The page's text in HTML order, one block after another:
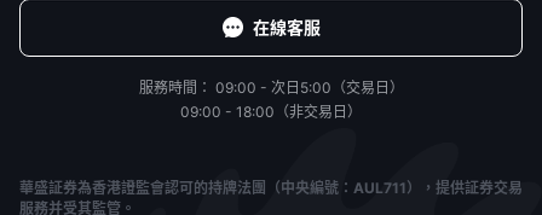
在線客服
服務時間： 09:00 - 次日5:00（交易日）
09:00 - 18:00（非交易日）
華盛証券為香港證監會認可的持牌法團（中央編號：AUL711），提供証券交易
服務并受其監管。